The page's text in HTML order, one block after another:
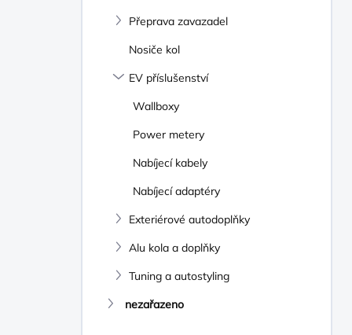
Přeprava zavazadel
Nosiče kol
EV příslušenství
Wallboxy
Power metery
Nabíjecí kabely
Nabíjecí adaptéry
Exteriérové autodoplňky
Alu kola a doplňky
Tuning a autostyling
nezařazeno